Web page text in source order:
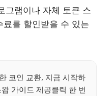
그램이나 자체 토큰 스
를 할인받을 수 있는
코인 교환, 지금 시작하
가이드 제공클릭 한 번